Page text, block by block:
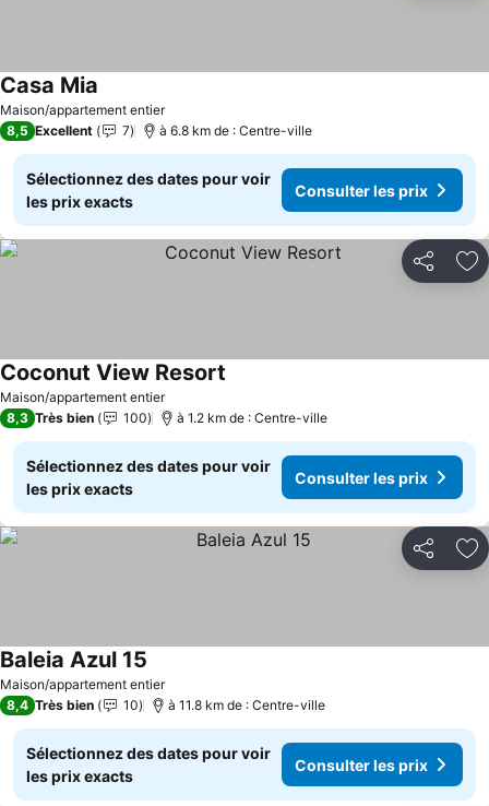
Maison/appartement entier
Casa Mia
8,5 Excellent 7 à 6.8 km de : Centre-ville
Sélectionnez des dates pour voir
les prix exacts
Consulter les prix
Partager
Maison/appartement entier
Coconut View Resort
8,3 Très bien 100 à 1.2 km de : Centre-ville
Sélectionnez des dates pour voir
les prix exacts
Consulter les prix
Partager
Maison/appartement entier
Baleia Azul 15
8,4 Très bien 10 à 11.8 km de : Centre-ville
Sélectionnez des dates pour voir
les prix exacts
Consulter les prix